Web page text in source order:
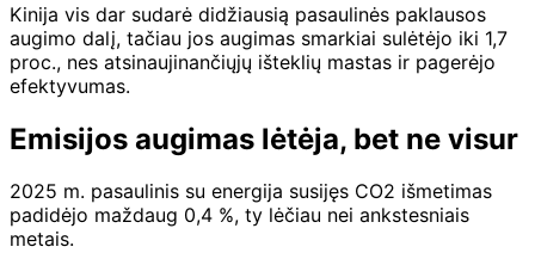
Kinija vis dar sudarė didžiausią pasaulinės paklausos
augimo dalį, tačiau jos augimas smarkiai sulėtėjo iki 1,7
proc., nes atsinaujinančiųjų išteklių mastas ir pagerėjo
efektyvumas.
Emisijos augimas lėtėja, bet ne visur
2025 m. pasaulinis su energija susijęs CO2 išmetimas
padidėjo maždaug 0,4 %, ty lėčiau nei ankstesniais
metais.